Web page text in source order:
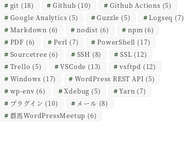
git (18) Github (10) Github Actions (5)
Google Analytics (5) Guzzle (5) Logseq (7)
Markdown (6) nodist (6) npm (6)
PDF (6) Perl (7) PowerShell (17)
Sourcetree (6) SSH (8) SSL (12)
Trello (5) VSCode (13) vsftpd (12)
Windows (17) WordPress REST API (5)
wp-env (6) Xdebug (5) Yarn (7)
プラグイン (10) メール (8)
群馬WordPressMeetup (6)